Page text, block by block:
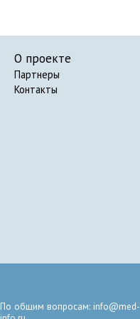
О проекте
Партнеры
Контакты
По общим вопросам: info@med-